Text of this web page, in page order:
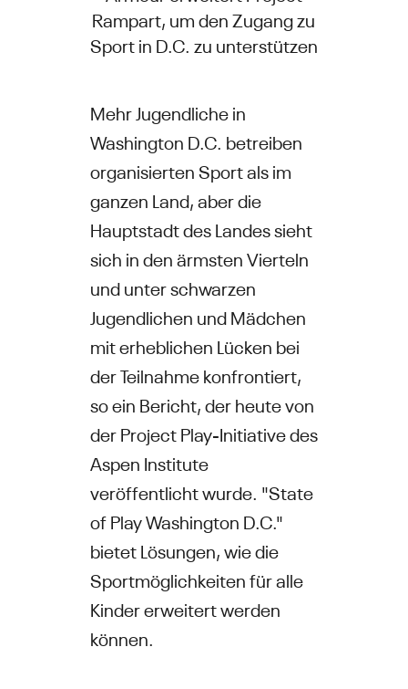
Rampart, um den Zugang zu
Sport in D.C. zu unterstützen
Mehr Jugendliche in
Washington D.C. betreiben
organisierten Sport als im
ganzen Land, aber die
Hauptstadt des Landes sieht
sich in den ärmsten Vierteln
und unter schwarzen
Jugendlichen und Mädchen
mit erheblichen Lücken bei
der Teilnahme konfrontiert,
so ein Bericht, der heute von
der Project Play-Initiative des
Aspen Institute
veröffentlicht wurde. "State
of Play Washington D.C."
bietet Lösungen, wie die
Sportmöglichkeiten für alle
Kinder erweitert werden
können.